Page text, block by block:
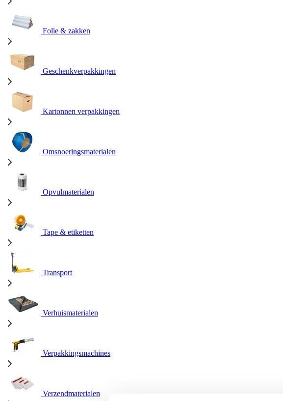
Folie & zakken
Geschenkverpakkingen
Kartonnen verpakkingen
Omsnoeringsmaterialen
Opvulmaterialen
Tape & etiketten
Transport
Verhuismaterialen
Verpakkingsmachines
Verzendmaterialen